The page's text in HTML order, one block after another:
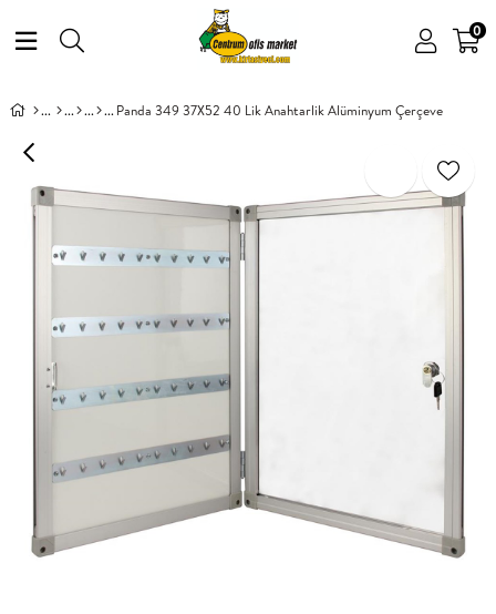
0
Panda 349 37X52 40 Lik Anahtarlik Alüminyum Çerçeve